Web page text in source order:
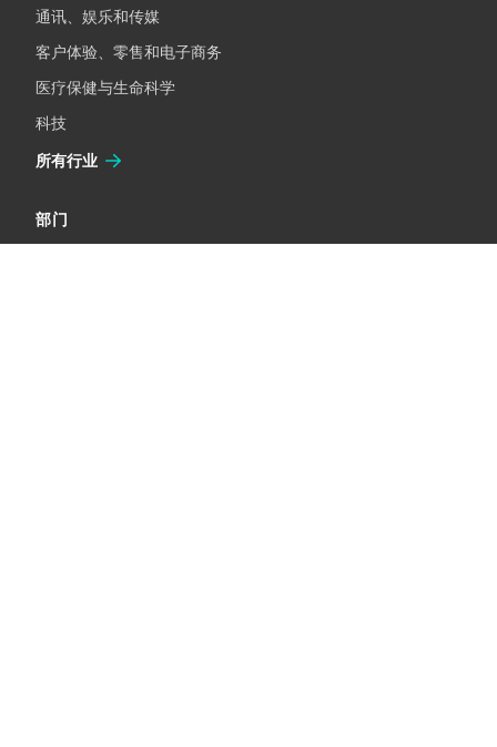
通讯、娱乐和传媒
客户体验、零售和电子商务
医疗保健与生命科学
科技
所有行业
部门